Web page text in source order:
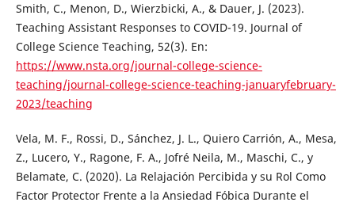
Smith, C., Menon, D., Wierzbicki, A., & Dauer, J. (2023).
Teaching Assistant Responses to COVID-19. Journal of
College Science Teaching, 52(3). En:
https://www.nsta.org/journal-college-science-
teaching/journal-college-science-teaching-januaryfebruary-
2023/teaching
Vela, M. F., Rossi, D., Sánchez, J. L., Quiero Carrión, A., Mesa,
Z., Lucero, Y., Ragone, F. A., Jofré Neila, M., Maschi, C., y
Belamate, C. (2020). La Relajación Percibida y su Rol Como
Factor Protector Frente a la Ansiedad Fóbica Durante el